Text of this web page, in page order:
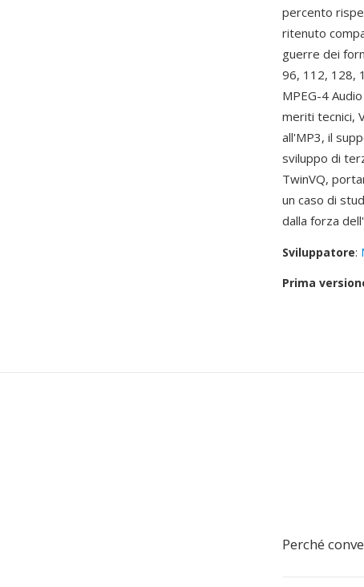
percento
ritenuto
guerre dei
96, 112, 128,
MPEG-4
meriti tecnici,
all'MP3, il
sviluppo di
TwinVQ,
un caso di
dalla forza
Sviluppatore:
Prima
Perché